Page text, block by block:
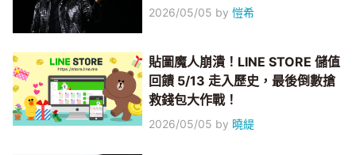
2026/05/05 by愷希
貼圖魔人崩潰！LINE STORE 儲值
回饋 5/13 走入歷史，最後倒數搶
救錢包大作戰！
2026/05/05 by 曉緹